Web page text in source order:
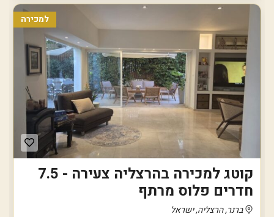
למכירה
קוטג למכירה בהרצליה צעירה - 7.5
חדרים פלוס מרתף
ברנר, הרצליה, ישראל